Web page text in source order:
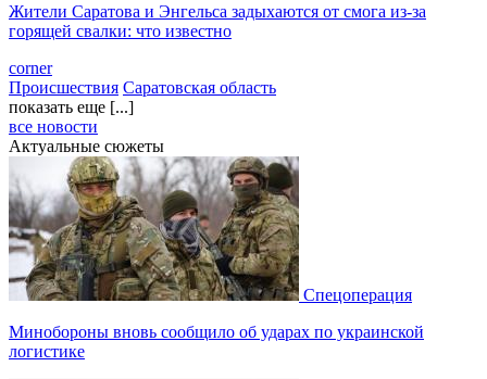
Жители Саратова и Энгельса задыхаются от смога из-за
горящей свалки: что известно
corner
Происшествия Саратовская область
показать еще [...]
все новости
Актуальные сюжеты
Спецоперация
Минобороны вновь сообщило об ударах по украинской
логистике